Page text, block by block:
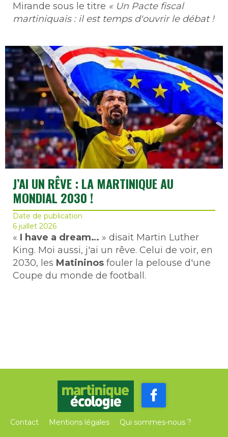
Mirande sous le titre « Un Pacte fiscal
martiniquais : il est temps d'ouvrir le débat !
J’AI UN RÊVE : LA MARTINIQUE AU
MONDIAL 2030 !
Date de publication
6 juillet 2026
« I have a dream… » disait Martin Luther
King. Moi aussi, j'ai un rêve. Celui de voir, en
2030, les Matininos fouler la pelouse d'une
Coupe du monde de football.
Contact Mentions légales Qui sommes-nous ?